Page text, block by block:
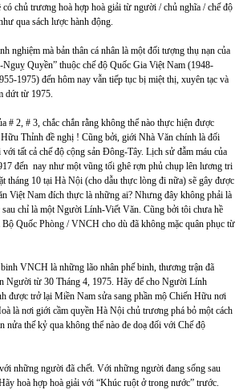
chủ trương hoà hợp hoà giải từ người / chủ nghĩa / chế độ
qua sách lược hành động.
nghiệm mà bản thân cá nhân là một đối tượng thụ nạn của
Quyền” thuộc chế độ Quốc Gia Việt Nam (1948-
1975) đến hôm nay vẫn tiếp tục bị miệt thị, xuyên tạc và
dứt từ 1975.
# 2, # 3, chắc chắn rằng không thể nào thực hiện được
Thỉnh đề nghị ! Cũng bởi, giới Nhà Văn chính là đối
tất cả chế độ cộng sản Đông-Tây. Lịch sử đẫm máu của
đến nay như một vũng tối ghê rợn phủ chụp lên lương tri
tháng 10 tại Hà Nội (cho dẫu thực lòng đi nữa) sẽ gây được
Việt Nam đích thực là những ai? Nhưng đây không phải là
sau chỉ là một Người Lính-Viết Văn. Cũng bởi tôi chưa hề
Quốc Phòng / VNCH cho dù đã không mặc quân phục từ
VNCH là những lão nhân phế binh, thương trận đã
Người từ 30 Tháng 4, 1975. Hãy để cho Người Lính
được trở lại Miền Nam sửa sang phần mộ Chiến Hữu nơi
là nơi giới cầm quyền Hà Nội chủ trương phá bỏ một cách
nửa thế kỷ qua không thể nào đe doạ đối với Chế độ
những người đã chết. Với những người đang sống sau
hoà hợp hoà giải với “Khúc ruột ở trong nước” trước.